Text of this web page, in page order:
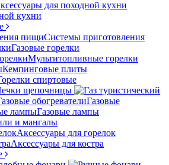
кухни
Системы приготовления
Газовые горелки
Мультитопливные горелки
Кемпинговые плиты
спиртовые
щепочницы
Газовые
Газовые лампы
и мангалы
Аксессуары для горелок
Аксессуары для костра